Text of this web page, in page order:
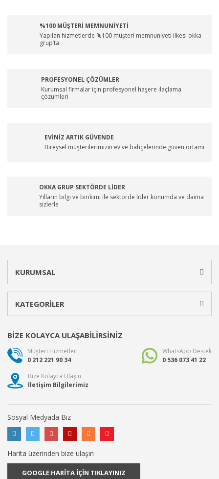
%100 MÜŞTERİ MEMNUNİYETİ
Yapılan hizmetlerde %100 müşteri memnuniyeti ilkesi okka
grup’ta
PROFESYONEL ÇÖZÜMLER
Kurumsal firmalar için profesyonel haşere ilaçlama
çözümleri
EVİNİZ ARTIK GÜVENDE
Bireysel müşterilerimizin ev ve bahçelerinde güven ortamı
OKKA GRUP SEKTÖRDE LİDER
Yılların bilgi ve birikimi ile sektörde lider konumda ve daima
sizlerle
KURUMSAL
KATEGORİLER
BİZE KOLAYCA ULAŞABİLİRSİNİZ
Müşteri Hizmetleri
0 212 221 90 34
WhatsApp Destek
0 536 073 41 22
Bize Kolayca Ulaşın
İletişim Bilgilerimiz
Sosyal Medyada Biz
Harita üzerinden bize ulaşın
GOOGLE HARİTA İÇİN TIKLAYINIZ